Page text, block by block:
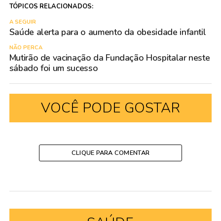
TÓPICOS RELACIONADOS:
A SEGUIR
Saúde alerta para o aumento da obesidade infantil
NÃO PERCA
Mutirão de vacinação da Fundação Hospitalar neste
sábado foi um sucesso
VOCÊ PODE GOSTAR
CLIQUE PARA COMENTAR